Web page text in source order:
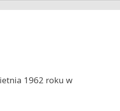
1962 roku w